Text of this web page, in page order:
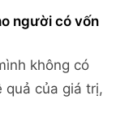
người có vốn
không có
quả của giá trị,